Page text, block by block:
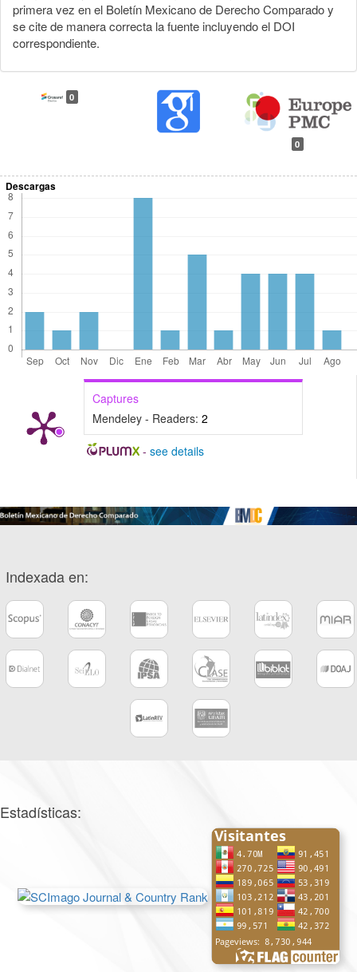
primera vez en el Boletín Mexicano de Derecho Comparado y
se cite de manera correcta la fuente incluyendo el DOI
correspondiente.
0
0
Descargas
Captures
Mendeley - Readers: 2
- see details
Indexada en:
Estadísticas: